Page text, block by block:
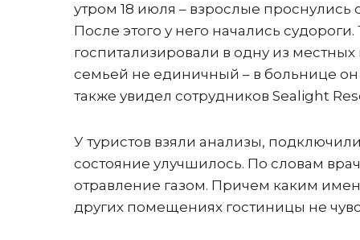
утром 18 июля – взрослые
После этого у него начались
госпитализировали в одну из
семьей не единичный – в больнице он
также увидел сотрудников Sealight
У туристов взяли анализы,
состояние улучшилось. По словам
отравление газом. Причем каким
других помещениях гостиницы не